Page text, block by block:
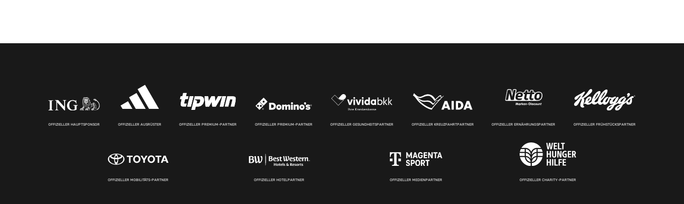
OFFIZIELLER HAUPTSPONSOR OFFIZIELLER AUSRÜSTER OFFIZIELLER PREMIUM-PARTNER OFFIZIELLER PREMIUM-PARTNER OFFIZIELLER GESUNDHEITSPARTNER OFFIZIELLER KREUZFAHRTPARTNER OFFIZIELLER ERNÄHRUNGSPARTNER OFFIZIELLER FRÜHSTÜCKSPARTNER
OFFIZIELLER MOBILITÄTS-PARTNER OFFIZIELLER HOTELPARTNER OFFIZIELLER MEDIENPARTNER OFFIZIELLER CHARITY-PARTNER